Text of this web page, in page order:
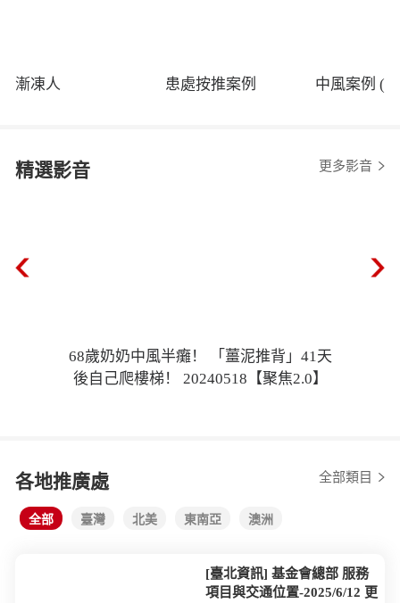
漸凍人 患處按推案例 中風案例 (
精選影音 更多影音
68歲奶奶中風半癱！ 「薑泥推背」41天
後自己爬樓梯！ 20240518【聚焦2.0】
各地推廣處 全部類目
全部 臺灣 北美 東南亞 澳洲
[臺北資訊] 基金會總部 服務
項目與交通位置-2025/6/12 更